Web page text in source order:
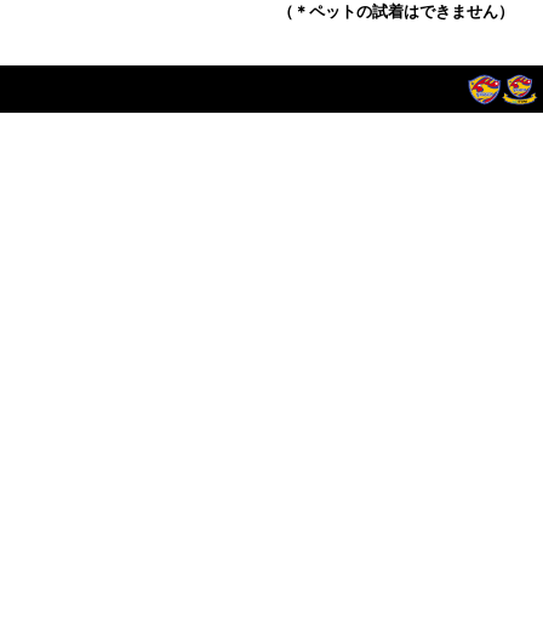
（＊ペットの試着はできません）